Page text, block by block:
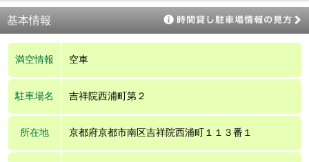
基本情報
満空情報 空車
駐車場名 吉祥院西浦町第２
所在地 京都府京都市南区吉祥院西浦町１１３番１